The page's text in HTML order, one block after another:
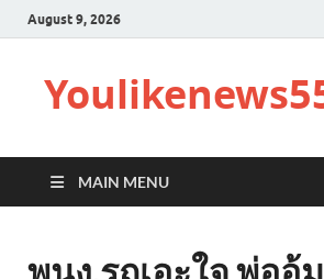
August 9, 2026
MAIN MENU